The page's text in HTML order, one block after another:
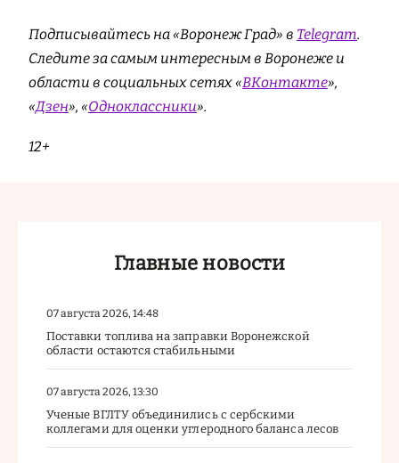
Подписывайтесь на «Воронеж Град» в Telegram.
Следите за самым интересным в Воронеже и
области в социальных сетях «ВКонтакте»,
«Дзен», «Одноклассники».
12+
Главные новости
07 августа 2026, 14:48
Поставки топлива на заправки Воронежской
области остаются стабильными
07 августа 2026, 13:30
Ученые ВГЛТУ объединились с сербскими
коллегами для оценки углеродного баланса лесов